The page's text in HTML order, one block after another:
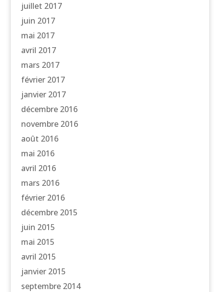
juillet 2017
juin 2017
mai 2017
avril 2017
mars 2017
février 2017
janvier 2017
décembre 2016
novembre 2016
août 2016
mai 2016
avril 2016
mars 2016
février 2016
décembre 2015
juin 2015
mai 2015
avril 2015
janvier 2015
septembre 2014